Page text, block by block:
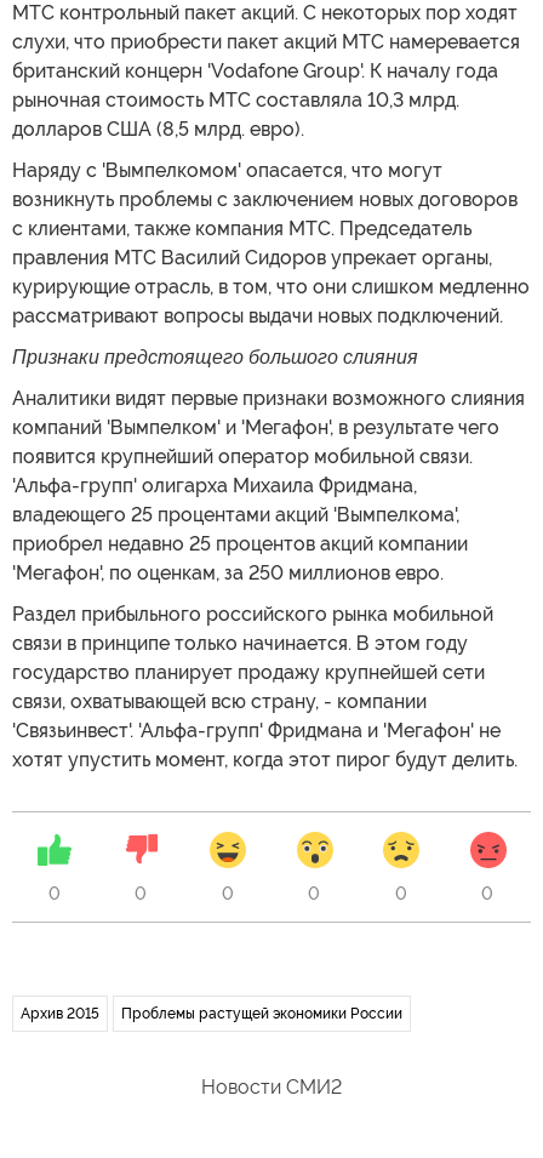
МТС контрольный пакет акций. С некоторых пор ходят
слухи, что приобрести пакет акций МТС намеревается
британский концерн 'Vodafone Group'. К началу года
рыночная стоимость МТС составляла 10,3 млрд.
долларов США (8,5 млрд. евро).
Наряду с 'Вымпелкомом' опасается, что могут
возникнуть проблемы с заключением новых договоров
с клиентами, также компания МТС. Председатель
правления МТС Василий Сидоров упрекает органы,
курирующие отрасль, в том, что они слишком медленно
рассматривают вопросы выдачи новых подключений.
Признаки предстоящего большого слияния
Аналитики видят первые признаки возможного слияния
компаний 'Вымпелком' и 'Мегафон', в результате чего
появится крупнейший оператор мобильной связи.
'Альфа-групп' олигарха Михаила Фридмана,
владеющего 25 процентами акций 'Вымпелкома',
приобрел недавно 25 процентов акций компании
'Мегафон', по оценкам, за 250 миллионов евро.
Раздел прибыльного российского рынка мобильной
связи в принципе только начинается. В этом году
государство планирует продажу крупнейшей сети
связи, охватывающей всю страну, - компании
'Связьинвест'. 'Альфа-групп' Фридмана и 'Мегафон' не
хотят упустить момент, когда этот пирог будут делить.
0 0 0 0 0 0
Архив 2015 Проблемы растущей экономики России
Новости СМИ2